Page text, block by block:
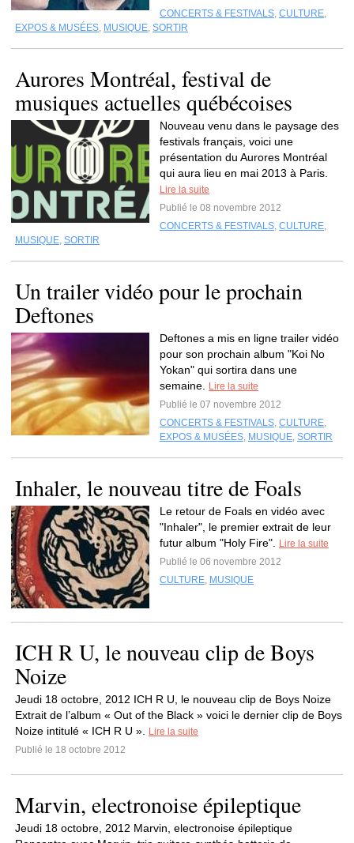
CONCERTS & FESTIVALS, CULTURE,
EXPOS & MUSÉES, MUSIQUE, SORTIR
Aurores Montréal, festival de
musiques actuelles québécoises
Nouveau venu dans le paysage des
festivals français, voici une
présentation du Aurores Montréal
qui aura lieu en mai 2013 à Paris.
Lire la suite
Publié le 08 novembre 2012
CONCERTS & FESTIVALS, CULTURE,
MUSIQUE, SORTIR
Un trailer vidéo pour le prochain
Deftones
Deftones a mis en ligne trailer vidéo
pour son prochain album "Koi No
Yokan" qui sortira dans une
semaine.
Lire la suite
Publié le 07 novembre 2012
CONCERTS & FESTIVALS, CULTURE,
EXPOS & MUSÉES, MUSIQUE, SORTIR
Inhaler, le nouveau titre de Foals
Le retour de Foals en vidéo avec
"Inhaler", le premier extrait de leur
futur album "Holy Fire".
Lire la suite
Publié le 06 novembre 2012
CULTURE, MUSIQUE
ICH R U, le nouveau clip de Boys
Noize
Jeudi 18 octobre, 2012 ICH R U, le nouveau clip de Boys Noize
Extrait de l’album « Out of the Black » voici le dernier clip de Boys
Noize intitulé « ICH R U ».
Lire la suite
Publié le 18 octobre 2012
Marvin, electronoise épileptique
Jeudi 18 octobre, 2012 Marvin, electronoise épileptique